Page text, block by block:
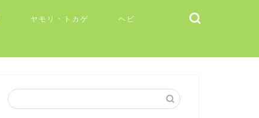
ヤモリ・トカゲ ヘビ